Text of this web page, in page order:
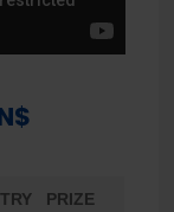
PRIZE